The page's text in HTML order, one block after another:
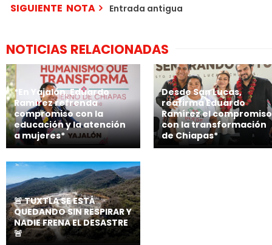
SIGUIENTE NOTA Entrada antigua
NOTICIAS RELACIONADAS
*En Yajalón, Eduardo
Ramírez refrenda
compromiso con la
educación y la atención
a mujeres*
Desde San Lucas,
reafirma Eduardo
Ramírez el compromiso
con la transformación
de Chiapas*
🚨 TUXTLA SE ESTÁ
QUEDANDO SIN RESPIRAR Y
NADIE FRENA EL DESASTRE
🚨